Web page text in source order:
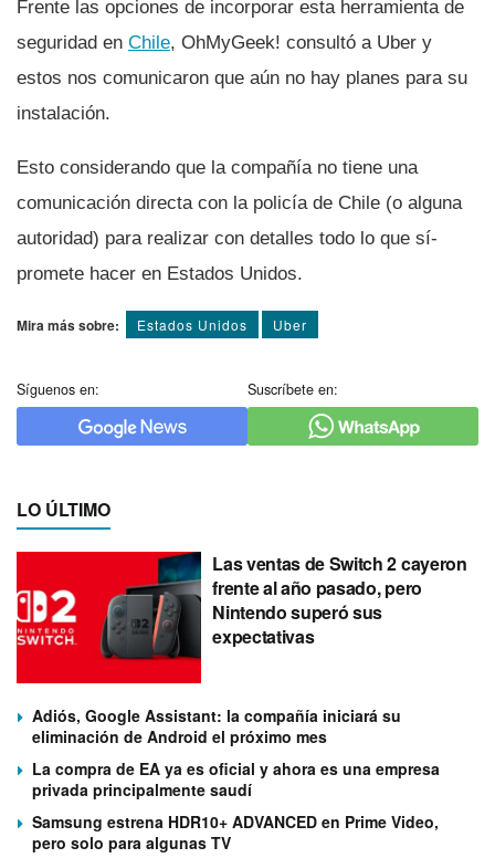
Frente las opciones de incorporar esta herramienta de
seguridad en Chile, OhMyGeek! consultó a Uber y
estos nos comunicaron que aún no hay planes para su
instalación.
Esto considerando que la compañí­a no tiene una
comunicación directa con la policí­a de Chile (o alguna
autoridad) para realizar con detalles todo lo que sí­
promete hacer en Estados Unidos.
Mira más sobre: Estados Unidos Uber
Síguenos en: Suscríbete en:
LO ÚLTIMO
Las ventas de Switch 2 cayeron
frente al año pasado, pero
Nintendo superó sus
expectativas
Adiós, Google Assistant: la compañía iniciará su
eliminación de Android el próximo mes
La compra de EA ya es oficial y ahora es una empresa
privada principalmente saudí
Samsung estrena HDR10+ ADVANCED en Prime Video,
pero solo para algunas TV